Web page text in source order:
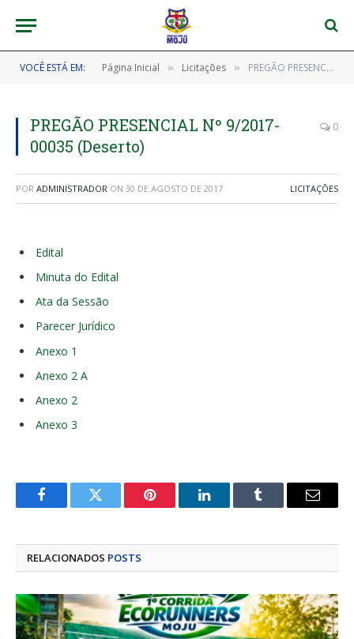
VOCÊ ESTÁ EM: Página Inicial » Licitações » PREGÃO PRESENCIAL Nº 9/2017-00035 (Deserto)
PREGÃO PRESENCIAL Nº 9/2017-
00035 (Deserto)
0
POR ADMINISTRADOR ON 30 DE AGOSTO DE 2017 LICITAÇÕES
Edital
Minuta do Edital
Ata da Sessão
Parecer Jurídico
Anexo 1
Anexo 2 A
Anexo 2
Anexo 3
FacebookTwitter Pinterest LinkedInTumblr
E-
RELACIONADOS POSTS